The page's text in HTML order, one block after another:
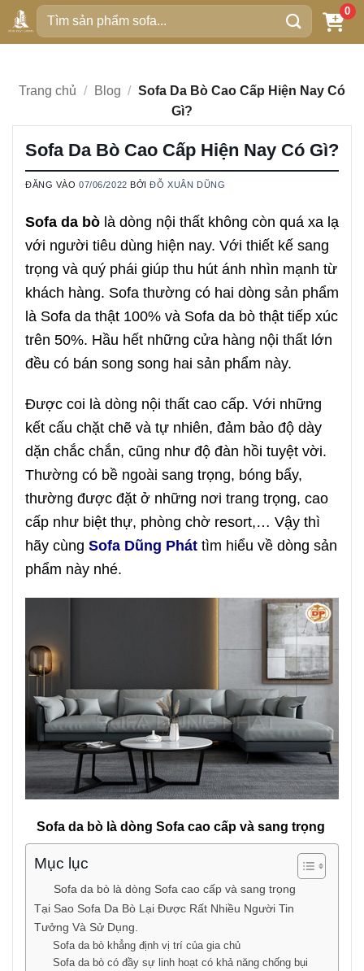
qua
Tìm
kiếm:
0
Trang chủ / Blog / Sofa Da Bò Cao Cấp Hiện Nay Có
Gì?
Sofa Da Bò Cao Cấp Hiện Nay Có Gì?
ĐĂNG VÀO07/06/2022 BỞIĐỖ XUÂN DŨNG
Sofa da bò là dòng nội thất không còn quá xa lạ
với người tiêu dùng hiện nay. Với thiết kế sang
trọng và quý phái giúp thu hút ánh nhìn mạnh từ
khách hàng. Sofa thường có hai dòng sản phẩm
là Sofa da thật 100% và Sofa da bò thật tiếp xúc
trên 50%. Hầu hết những cửa hàng nội thất lớn
đều có bán song song hai sản phẩm này.
Được coi là dòng nội thất cao cấp. Với những
kết cấu chặt chẽ và tự nhiên, đảm bảo độ dày
dặn chắc chắn, cũng như độ đàn hồi tuyệt vời.
Thường có bề ngoài sang trọng, bóng bẩy,
thường được đặt ở những nơi trang trọng, cao
cấp như biệt thự, phòng chờ resort,… Vậy thì
hãy cùng Sofa Dũng Phát tìm hiểu về dòng sản
phẩm này nhé.
Sofa da bò là dòng Sofa cao cấp và sang trọng
Mục lục
Sofa da bò là dòng Sofa cao cấp và sang trọng
Tại Sao Sofa Da Bò Lại Được Rất Nhiều Người Tin
Tưởng Và Sử Dụng.
Sofa da bò khẳng định vị trí của gia chủ
Sofa da bò có đầy sự linh hoạt có khả năng chống bụi